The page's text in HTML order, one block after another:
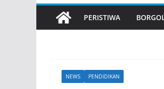
PERISTIWA
NEWS PENDIDIKAN